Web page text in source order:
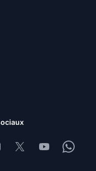
X YoutubeWhatsapp